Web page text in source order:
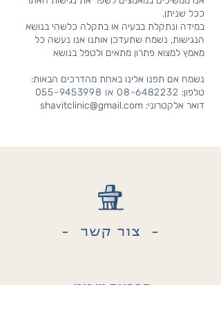
ככל שניתן.
במידה ונתקלת בבעיה או בתקלה כלשהי בנושא
הנגישות, נשמח שתעדכן אותנו אנו נעשה כל
מאמץ למצוא פתרון מתאים ולטפל בנושא
נשמח אם תפנו אלינו באחת מהדרכים הבאות:
טלפון: 08-6482232 או 055-9453998
דואר אלקטרוני: shavitclinic@gmail.com
- צור קשר -
מרפאת שביט